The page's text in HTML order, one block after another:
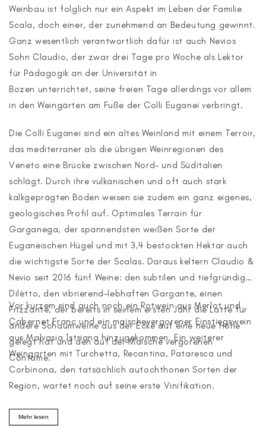
Weinbau ist folglich nur ein Aspekt im Leben der Familie
Scala, doch einer, der zunehmend an Bedeutung gewinnt.
Ganz wesentlich verantwortlich dafür ist auch Nevios
Sohn Claudio, der zwar drei Tage pro Woche als Lektor
für Pädagogik an der Universität in
Bozen unterrichtet, seine freien Tage allerdings vor allem
in den Weingärten am Fuße der Colli Euganei verbringt.
Die Colli Euganei sind ein altes Weinland mit einem Terroir,
das mediterraner als die übrigen Weinregionen des
Veneto eine Brücke zwischen Nord- und Süditalien
schlägt. Durch ihre vulkanischen und oft auch stark
kalkgeprägten Böden weisen sie zudem ein ganz eigenes,
geologisches Profil auf. Optimales Terrain für
Garganega, der spannendsten weißen Sorte der
Euganeischen Hügel und mit 3,4 bestockten Hektar auch
die wichtigste Sorte der Scalas. Daraus keltern Claudio &
Nevio seit 2016 fünf Weine: den subtilen und tiefgründigen
Dilètto, den vibrierend-lebhaften Gargante, einen
Frizzante, der bereits in seinem ersten Jahr die Latte für
andere Schaumweine aus der Ecke auf eine neue Höhe
gelegt hat und den auf der Maische vergorenen
Còntame.
Vor kurzem sind auch noch ein Rotwein aus Merlot und
Cabernet Franc und ein maischevergorener Einstiegswein
aus Malvasia Istriana hinzugekommen. Ein weiterer
Weingarten mit Turchetta, Recantina, Pataresca und
Corbinona, den tatsächlich autochthonen Sorten der
Region, wartet noch auf seine erste Vinifikation.
Mehr lesen